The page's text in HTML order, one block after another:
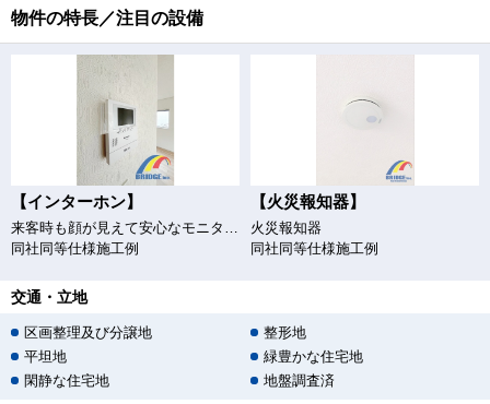
物件の特長／注目の設備
【インターホン】
来客時も顔が見えて安心なモニター付きインターホン
同社同等仕様施工例
【火災報知器】
火災報知器
同社同等仕様施工例
交通・立地
区画整理及び分譲地
整形地
平坦地
緑豊かな住宅地
閑静な住宅地
地盤調査済